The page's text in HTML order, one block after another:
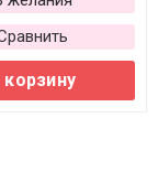
корзину